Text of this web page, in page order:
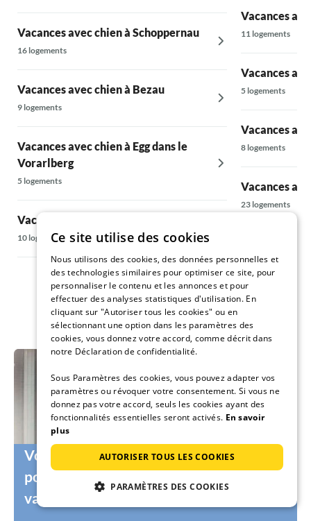
Vacances avec chien à Schoppernau
16 logements
Vacances avec chien à Bezau
9 logements
Vacances avec chien à Egg dans le
Vorarlberg
5 logements
Vacances avec chien à Fischen
10 logements
Vacances
11 logements
Vacances
5 logements
Vacances
8 logements
Vacances
23 logements
Vous cherchez encore le vacancier idéal
pour votre logement ou votre maison de
vacances ?
Ce site utilise des cookies
Nous utilisons des cookies, des données personnelles et
des technologies similaires pour optimiser ce site, pour
personnaliser le contenu et les annonces et pour
effectuer des analyses statistiques d'utilisation. En
cliquant sur "Autoriser tous les cookies" ou en
sélectionnant une option dans les paramètres des
cookies, vous donnez votre accord, comme décrit dans
notre Déclaration de confidentialité.
Sous Paramètres des cookies, vous pouvez adapter vos
paramètres ou révoquer votre consentement. Si vous ne
donnez pas votre accord, seuls les cookies ayant des
fonctionnalités essentielles seront activés. En savoir
plus
AUTORISER TOUS LES COOKIES
PARAMÈTRES DES COOKIES